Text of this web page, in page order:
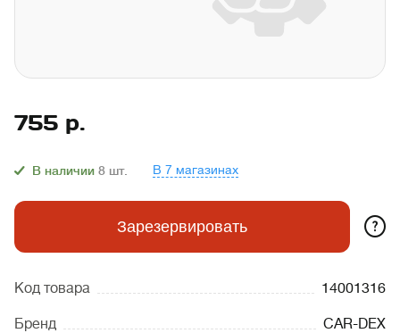
755 р.
В наличии 8 шт. В 7 магазинах
Зарезервировать ?
Код товара 14001316
Бренд CAR-DEX